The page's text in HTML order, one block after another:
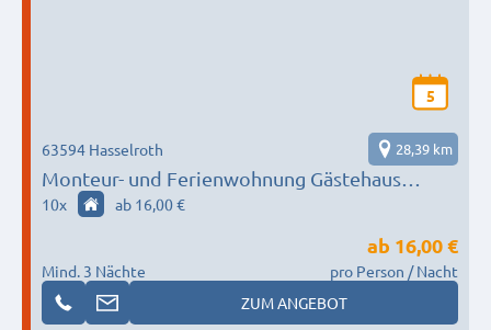
5
Monteur- und Ferienwohnung Gästehaus
Kinzigtal
63594 Hasselroth 28,39 km
10x ab 16,00 €
Mind. 3 Nächte
ab 16,00 €
pro Person / Nacht
ZUM ANGEBOT